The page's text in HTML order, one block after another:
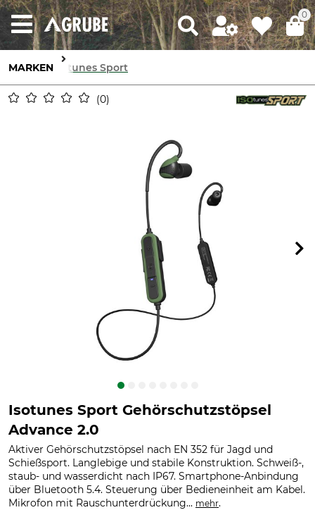
0
MARKEN Isotunes Sport
0
Isotunes Sport Gehörschutzstöpsel
Advance 2.0
Aktiver Gehörschutzstöpsel nach EN 352 für Jagd und
Schießsport. Langlebige und stabile Konstruktion. Schweiß-,
staub- und wasserdicht nach IP67. Smartphone-Anbindung
über Bluetooth 5.4. Steuerung über Bedieneinheit am Kabel.
Mikrofon mit Rauschunterdrückung... mehr.